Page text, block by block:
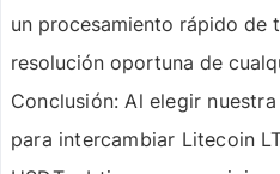
un procesamiento rápido de
resolución oportuna de
Conclusión: Al elegir
para intercambiar Litecoin